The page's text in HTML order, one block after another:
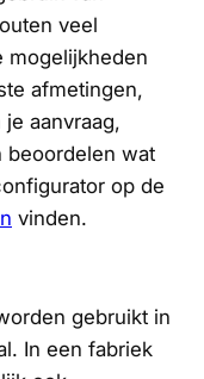
veel
mogelijkheden
afmetingen,
aanvraag,
beoordelen wat
op de
vinden.
gebruikt in
In een fabriek